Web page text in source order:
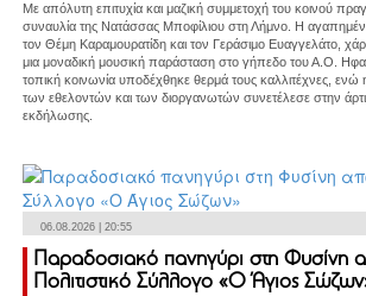
Mε απόλυτη επιτυχία και μαζική συμμετοχή του κοινού
συναυλία της Νατάσσας Μποφίλιου στη Λήμνο. Η
τον Θέμη Καραμουρατίδη και τον Γεράσιμο Ευαγγελάτο,
μια μοναδική μουσική παράσταση στο γήπεδο του Α.Ο.
τοπική κοινωνία υποδέχθηκε θερμά τους καλλιτέχνες, ενώ
των εθελοντών και των διοργανωτών συνετέλεσε στην
εκδήλωσης.
06.08.2026 | 20:55
Παραδοσιακό πανηγύρι στη Φυσίνη
Πολιτιστικό Σύλλογο «Ο Άγιος